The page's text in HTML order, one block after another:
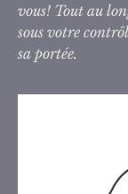
vous! Tout au
sous votre
sa portée.